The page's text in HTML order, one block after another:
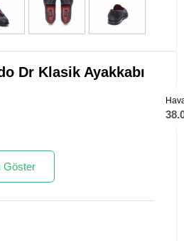
Dr Klasik Ayakkabı
Göster